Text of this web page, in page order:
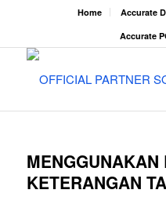
Home Accurate
Accurate
MENGGUNAKAN
KETERANGAN